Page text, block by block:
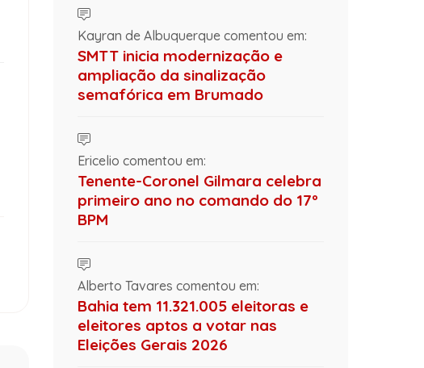
Kayran de Albuquerque comentou em:
SMTT inicia modernização e
ampliação da sinalização
semafórica em Brumado
Ericelio comentou em:
Tenente-Coronel Gilmara celebra
primeiro ano no comando do 17º
BPM
Alberto Tavares comentou em:
Bahia tem 11.321.005 eleitoras e
eleitores aptos a votar nas
Eleições Gerais 2026